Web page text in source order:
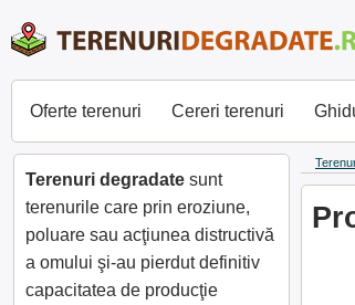
Oferte terenuri Cereri terenuri
Terenuri degradate sunt
terenurile care prin eroziune,
poluare sau acţiunea distructivă
a omului şi-au pierdut definitiv
capacitatea de producţie